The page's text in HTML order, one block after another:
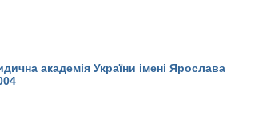
академія України імені Ярослава